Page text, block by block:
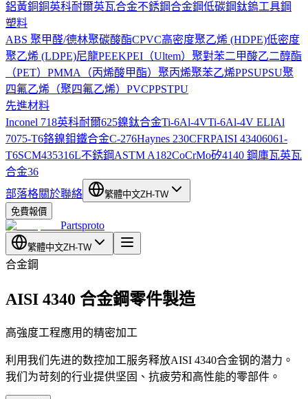
鋁黃銅銅英科耐爾英瓦合金不銹鋼合金鋼低碳鋼鈦鎢工具鋼
塑料
ABS 聚甲醛/德林聚碳酸酯CPVC高密度聚乙烯 (HDPE)低密度
聚乙烯 (LDPE)尼龍PEEKPEI（Ultem） 聚對苯二甲酸乙二醇酯
（PET） PMMA（丙烯酸甲酯） 聚丙烯聚苯乙烯PPSUPSU聚
四氟乙烯（聚四氟乙烯） PVCPPSTPU
先進材料
Inconel 718英科耐爾625鎳鈦合金Ti-6Al-4VTi-6Al-4V ELIAl
7075-T6鉻鎳鉬鐵合金C-276Haynes 230CFRPAISI 43406061-
T6SCM435316L不銹鋼ASTM A182CoCrMo矽4140 鋼庫瓦英瓦
合金36
部落格關於聯絡 繁體中文ZH-TW
免費報價
Partsproto
繁體中文ZH-TW
合金鋼
AISI 4340 合金鋼零件製造
高強度工程應用的精密加工
利用我们先进的数控加工服务释放AISI 4340合金钢的潜力。
我们为苛刻的行业提供坚固、抗疲劳和高性能的零部件。